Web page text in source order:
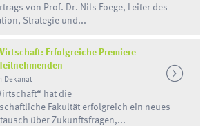
von Prof. Dr. Nils Foege, Leiter des
Strategie und...
Erfolgreiche Premiere
Dekanat
hat die
Fakultät erfolgreich ein neues
über Zukunftsfragen,...